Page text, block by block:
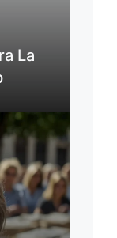
La